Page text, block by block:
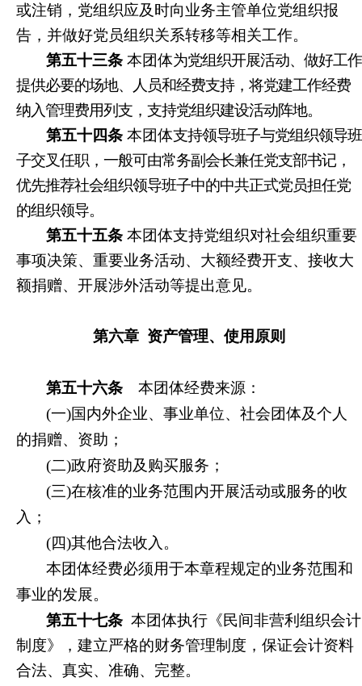
或注销，党组织应及时向业务主管单位党组织报
告，并做好党员组织关系转移等相关工作。
第五十三条 本团体为党组织开展活动、做好工作
提供必要的场地、人员和经费支持，将党建工作经费
纳入管理费用列支，支持党组织建设活动阵地。
第五十四条 本团体支持领导班子与党组织领导班
子交叉任职，一般可由常务副会长兼任党支部书记，
优先推荐社会组织领导班子中的中共正式党员担任党
的组织领导。
第五十五条 本团体支持党组织对社会组织重要
事项决策、重要业务活动、大额经费开支、接收大
额捐赠、开展涉外活动等提出意见。
第六章 资产管理、使用原则
第五十六条 本团体经费来源：
(一)国内外企业、事业单位、社会团体及个人
的捐赠、资助；
(二)政府资助及购买服务；
(三)在核准的业务范围内开展活动或服务的收
入；
(四)其他合法收入。
本团体经费必须用于本章程规定的业务范围和
事业的发展。
第五十七条 本团体执行《民间非营利组织会计
制度》，建立严格的财务管理制度，保证会计资料
合法、真实、准确、完整。